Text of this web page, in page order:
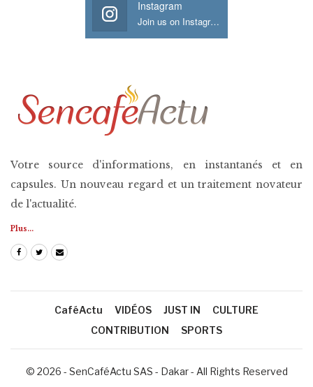
Instagram
Join us on Instagram
Votre source d'informations, en instantanés et en
capsules. Un nouveau regard et un traitement novateur
de l'actualité.
Plus...
CaféActu VIDÉOS JUST IN
CULTURE
CONTRIBUTION
SPORTS
© 2026 - SenCaféActu SAS - Dakar - All Rights Reserved